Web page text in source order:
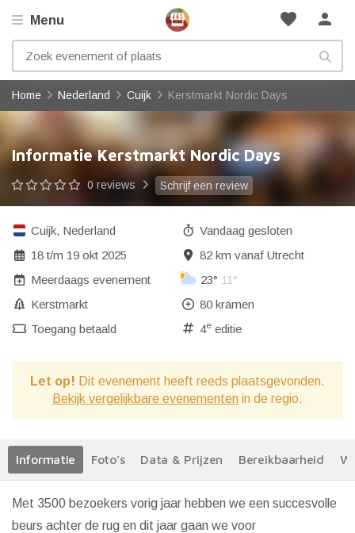
favorite person
Menu
Home Nederland Cuijk Kerstmarkt Nordic Days
Informatie Kerstmarkt Nordic Days
0 reviews Schrijf een review
Cuijk, Nederland
18t/m 19 okt 2025
Meerdaags evenement
Kerstmarkt
Toegang betaald
Vandaag gesloten
82 km vanaf Utrecht
23° 11°
80 kramen
4eeditie
Let op! Dit evenement heeft reeds plaatsgevonden.
Bekijk vergelijkbare evenementen in de regio.
Informatie Foto's Data & Prijzen Bereikbaarheid
Met 3500 bezoekers vorig jaar hebben we een succesvolle
beurs achter de rug en dit jaar gaan we voor